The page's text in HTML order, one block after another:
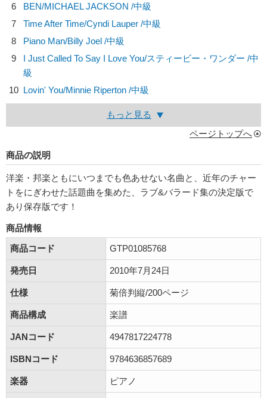
6
BEN/MICHAEL JACKSON /中級
7
Time After Time/Cyndi Lauper /中級
8
Piano Man/Billy Joel /中級
9
I Just Called To Say I Love You/スティービー・ワンダー /中
級
10 Lovin' You/Minnie Riperton /中級
もっと見る
ページトップへ
商品の説明
洋楽・邦楽ともにいつまでも色あせない名曲と、近年のチャー
トをにぎわせた話題曲を集めた、ラブ&バラード集の決定版で
あり保存版です！
商品情報
商品コード
GTP01085768
発売日 2010年7月24日
仕様 菊倍判縦/200ページ
商品構成 楽譜
JANコード 4947817224778
ISBNコード 9784636857689
楽器 ピアノ